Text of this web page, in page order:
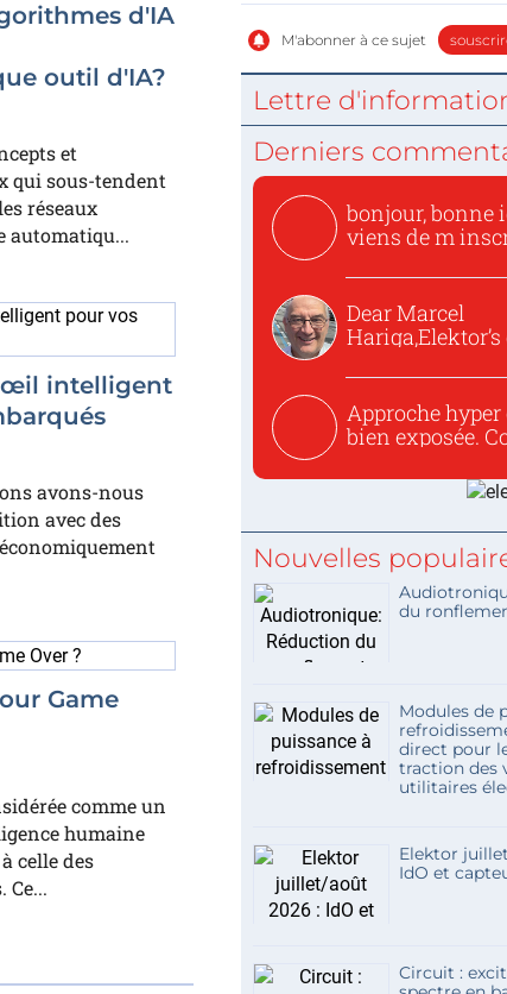
d'IA
outil d'IA?
et
qui sous-tendent
réseaux
automatiqu...
œil intelligent
avons-nous
avec des
Game
comme un
humaine
celle des
M'abonner à ce sujet
Lettre
Derniers
bonjour, bonne
viens de m
Dear Marcel
Approche hyper
bien exposée.
Nouvelles
du
Modules de
direct pour
traction des
utilitaires
Elektor
IdO et
Circuit :